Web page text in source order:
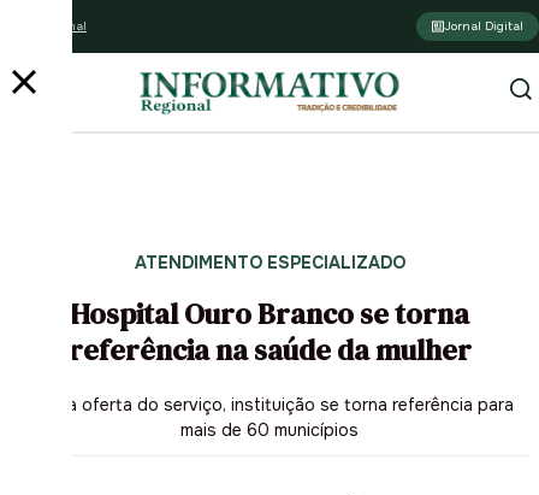
Assine o jornal Jornal Digital
ATENDIMENTO ESPECIALIZADO
Hospital Ouro Branco se torna
referência na saúde da mulher
Com a oferta do serviço, instituição se torna referência para
mais de 60 municípios